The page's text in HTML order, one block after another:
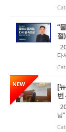
“
절
다
NEW
[
번
님